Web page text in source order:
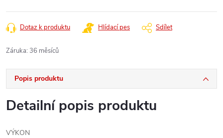
Dotaz k produktu Hlídací pes Sdílet
Záruka: 36 měsíců
Popis produktu
Detailní popis produktu
VÝKON